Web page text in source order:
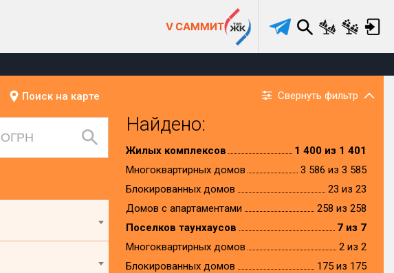
V САММИТ
Поиск на карте Свернуть фильтр
Найдено:
Жилых комплексов
1 400 из 1 401
Многоквартирных домов
3 586 из 3 585
Блокированных домов
23 из 23
Домов с апартаментами
258 из 258
Поселков таунхаусов
7 из 7
Многоквартирных домов
2 из 2
Блокированных домов
175 из 175